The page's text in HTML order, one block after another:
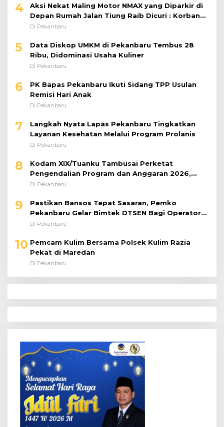
4
Aksi Nekat Maling Motor NMAX yang Diparkir di
Depan Rumah Jalan Tiung Raib Dicuri : Korban
Minta Pelaku Ditangkap Pihak Kepolisian
Di Pekanbaru
5
Data Diskop UMKM di Pekanbaru Tembus 28
Ribu, Didominasi Usaha Kuliner
Di Pekanbaru
6
PK Bapas Pekanbaru Ikuti Sidang TPP Usulan
Remisi Hari Anak
Di Pekanbaru
7
Langkah Nyata Lapas Pekanbaru Tingkatkan
Layanan Kesehatan Melalui Program Prolanis
Di Pekanbaru
8
Kodam XIX/Tuanku Tambusai Perketat
Pengendalian Program dan Anggaran 2026,
Pastikan Kinerja Tepat Sasaran
Di Pekanbaru
9
Pastikan Bansos Tepat Sasaran, Pemko
Pekanbaru Gelar Bimtek DTSEN Bagi Operator
Puskessos
Di Pekanbaru
10 Pemcam Kulim Bersama Polsek Kulim Razia
Pekat di Maredan
Di Pekanbaru